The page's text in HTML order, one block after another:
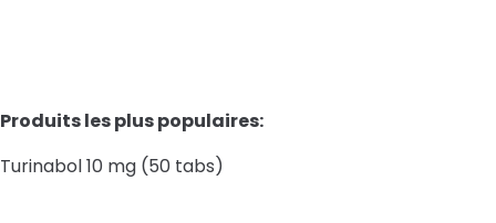
Produits les plus populaires:
Turinabol 10 mg (50 tabs)